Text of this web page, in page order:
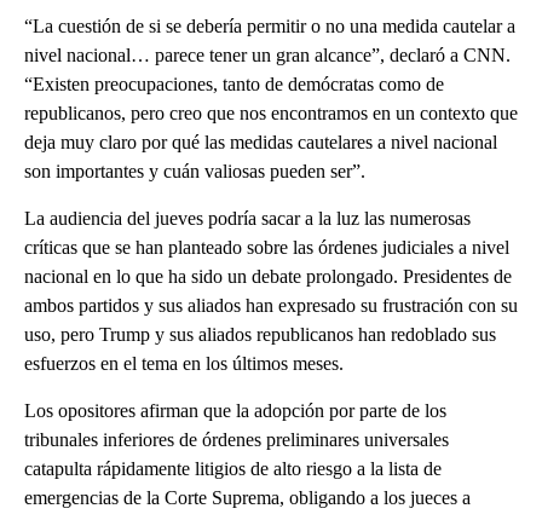
“La cuestión de si se debería permitir o no una medida cautelar a
nivel nacional… parece tener un gran alcance”, declaró a CNN.
“Existen preocupaciones, tanto de demócratas como de
republicanos, pero creo que nos encontramos en un contexto que
deja muy claro por qué las medidas cautelares a nivel nacional
son importantes y cuán valiosas pueden ser”.
La audiencia del jueves podría sacar a la luz las numerosas
críticas que se han planteado sobre las órdenes judiciales a nivel
nacional en lo que ha sido un debate prolongado. Presidentes de
ambos partidos y sus aliados han expresado su frustración con su
uso, pero Trump y sus aliados republicanos han redoblado sus
esfuerzos en el tema en los últimos meses.
Los opositores afirman que la adopción por parte de los
tribunales inferiores de órdenes preliminares universales
catapulta rápidamente litigios de alto riesgo a la lista de
emergencias de la Corte Suprema, obligando a los jueces a